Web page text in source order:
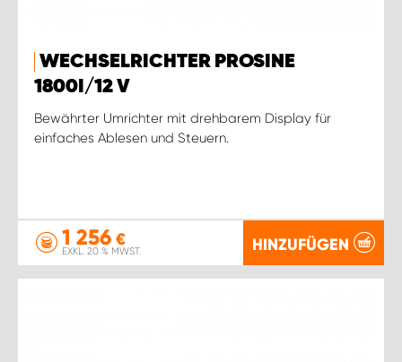
WECHSELRICHTER PROSINE
1800I/12 V
Bewährter Umrichter mit drehbarem Display für
einfaches Ablesen und Steuern.
1 256 €
EXKL. 20 % MWST. HINZUFÜGEN